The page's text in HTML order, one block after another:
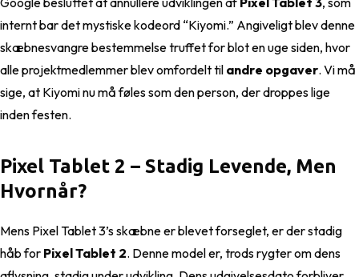
internt bar det mystiske kodeord “Kiyomi.” Angiveligt blev denne
skæbnesvangre bestemmelse truffet for blot en uge siden, hvor
alle projektmedlemmer blev omfordelt til andre opgaver. Vi må
sige, at Kiyomi nu må føles som den person, der droppes lige
inden festen.
Pixel Tablet 2 – Stadig Levende, Men
Hvornår?
Mens Pixel Tablet 3’s skæbne er blevet forseglet, er der stadig
håb for Pixel Tablet 2. Denne model er, trods rygter om dens